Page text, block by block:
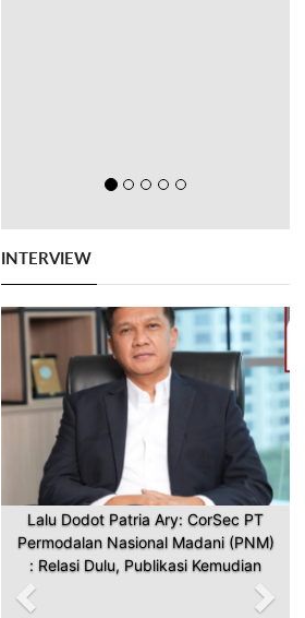
INTERVIEW
Lalu Dodot Patria Ary: CorSec PT
Permodalan Nasional Madani (PNM)
: Relasi Dulu, Publikasi Kemudian
Previous Next